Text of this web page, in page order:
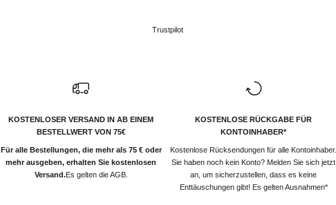
Trustpilot
KOSTENLOSER VERSAND IN AB EINEM
BESTELLWERT VON 75€
Für alle Bestellungen, die mehr als 75 € oder
mehr ausgeben, erhalten Sie kostenlosen
Versand.Es gelten die AGB.
KOSTENLOSE RÜCKGABE FÜR
KONTOINHABER*
Kostenlose Rücksendungen für alle Kontoinhaber.
Sie haben noch kein Konto? Melden Sie sich jetzt
an, um sicherzustellen, dass es keine
Enttäuschungen gibt! Es gelten Ausnahmen*